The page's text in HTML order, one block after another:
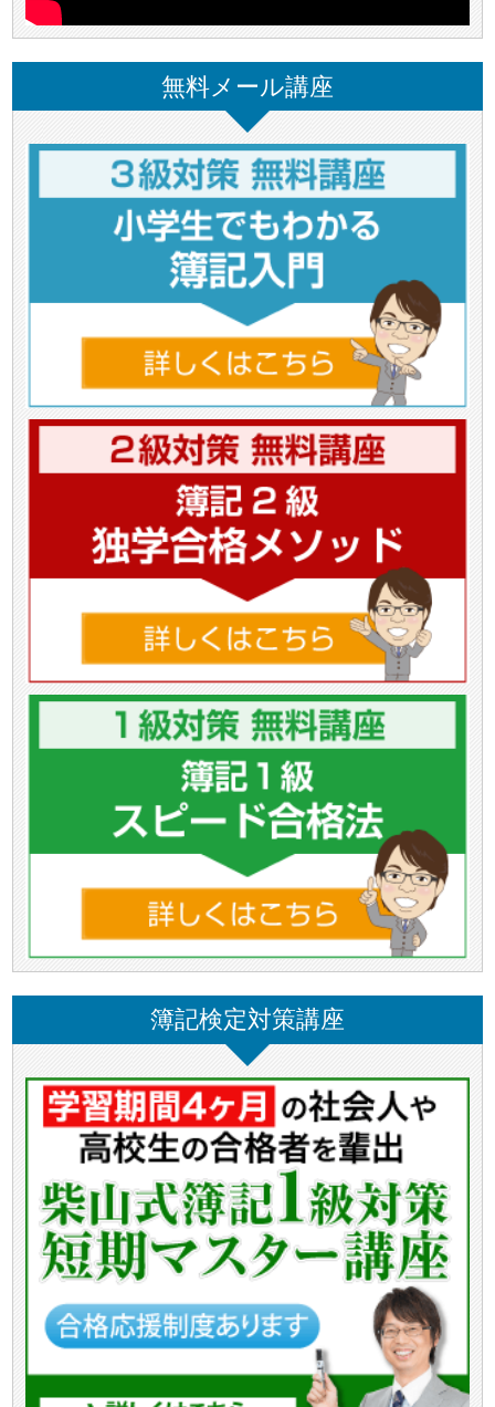
無料メール講座
簿記検定対策講座